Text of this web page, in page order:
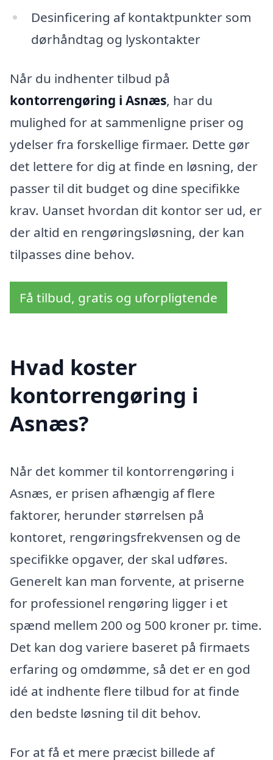
Desinficering af kontaktpunkter som
dørhåndtag og lyskontakter
Når du indhenter tilbud på
kontorrengøring i Asnæs, har du
mulighed for at sammenligne priser og
ydelser fra forskellige firmaer. Dette gør
det lettere for dig at finde en løsning, der
passer til dit budget og dine specifikke
krav. Uanset hvordan dit kontor ser ud, er
der altid en rengøringsløsning, der kan
tilpasses dine behov.
Få tilbud, gratis og uforpligtende
Hvad koster
kontorrengøring i
Asnæs?
Når det kommer til kontorrengøring i
Asnæs, er prisen afhængig af flere
faktorer, herunder størrelsen på
kontoret, rengøringsfrekvensen og de
specifikke opgaver, der skal udføres.
Generelt kan man forvente, at priserne
for professionel rengøring ligger i et
spænd mellem 200 og 500 kroner pr. time.
Det kan dog variere baseret på firmaets
erfaring og omdømme, så det er en god
idé at indhente flere tilbud for at finde
den bedste løsning til dit behov.
For at få et mere præcist billede af